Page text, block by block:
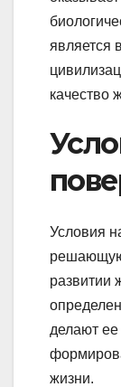
является
качество
Условия
решающую
развитии
делают ее
жизни.